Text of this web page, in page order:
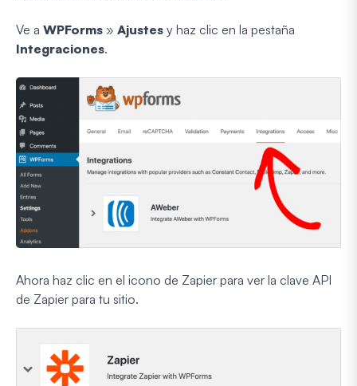
Ve a WPForms » Ajustes y haz clic en la pestaña
Integraciones.
Ahora haz clic en el icono de Zapier para ver la clave API
de Zapier para tu sitio.